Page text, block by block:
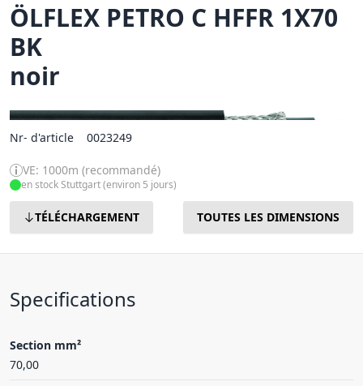
ÖLFLEX PETRO C HFFR 1X70
BK
noir
Nr- d'article 0023249
VE: 1000m (recommandé)
en stock Stuttgart (environ 5 jours)
TÉLÉCHARGEMENT TOUTES LES DIMENSIONS
Specifications
Section mm²
70,00